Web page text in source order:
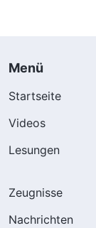
Menü
Startseite
Videos
Lesungen
Zeugnisse
Nachrichten